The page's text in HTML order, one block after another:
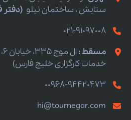
ستایش ، ساختمان نیلو (دفتر
021-91097008
مسقط :
خدمات کارگزاری خلیج فارس)
00968-94420473
hi@tournegar.com